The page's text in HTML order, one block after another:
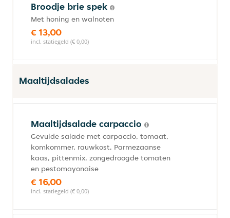
Broodje brie spek
Met honing en walnoten
€ 13,00
incl. statiegeld (€ 0,00)
Maaltijdsalades
Maaltijdsalade carpaccio
Gevulde salade met carpaccio, tomaat,
komkommer, rauwkost, Parmezaanse
kaas, pittenmix, zongedroogde tomaten
en pestomayonaise
€ 16,00
incl. statiegeld (€ 0,00)